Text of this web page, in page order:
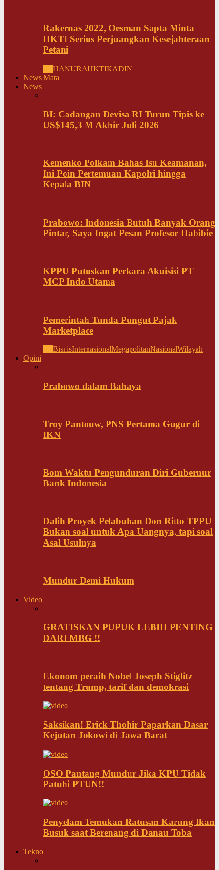
Rakernas 2022, Oesman Sapta Minta
HKTI Serius Perjuangkan Kesejahteraan
Petani
HANURAHKTIKADIN
News Mata
News
BI: Cadangan Devisa RI Turun Tipis ke
US$145,3 M Akhir Juli 2026
Kemenko Polkam Bahas Isu Keamanan,
Ini Poin Pertemuan Kapolri hingga
Kepala BIN
Prabowo: Indonesia Butuh Banyak Orang
Pintar, Saya Ingat Pesan Profesor Habibie
KPPU Putuskan Perkara Akuisisi PT
MCP Indo Utama
Pemerintah Tunda Pungut Pajak
Marketplace
BisnisInternasionalMegapolitanNasionalWilayah
Opini
Prabowo dalam Bahaya
Troy Pantouw, PNS Pertama Gugur di
IKN
Bom Waktu Pengunduran Diri Gubernur
Bank Indonesia
Dalih Proyek Pelabuhan Don Ritto TPPU
Bukan soal untuk Apa Uangnya, tapi soal
Asal Usulnya
Mundur Demi Hukum
Video
GRATISKAN PUPUK LEBIH PENTING
DARI MBG !!
Ekonom peraih Nobel Joseph Stiglitz
tentang Trump, tarif dan demokrasi
Saksikan! Erick Thohir Paparkan Dasar
Kejutan Jokowi di Jawa Barat
OSO Pantang Mundur Jika KPU Tidak
Patuhi PTUN!!
Penyelam Temukan Ratusan Karung Ikan
Busuk saat Berenang di Danau Toba
Tekno